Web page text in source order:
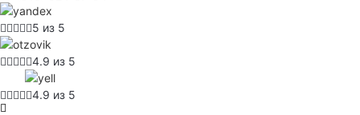
5 из 5
4.9 из 5
4.9 из 5